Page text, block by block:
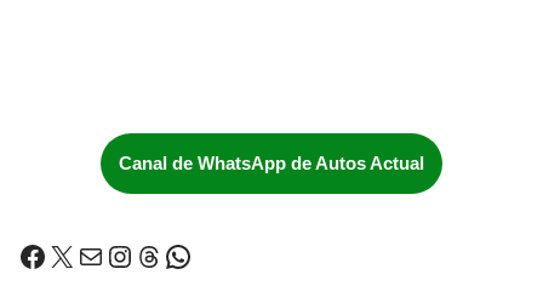
Canal de WhatsApp de Autos Actual